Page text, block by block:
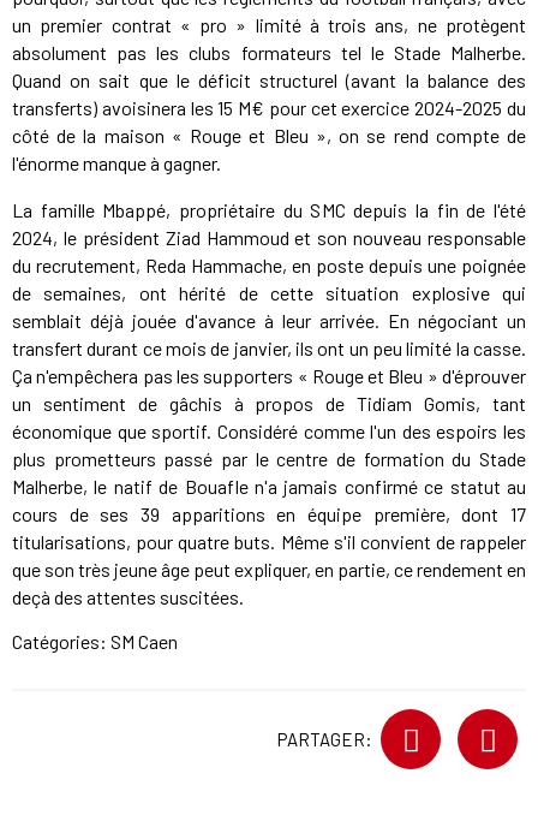
un premier contrat « pro » limité à trois ans, ne protègent
absolument pas les clubs formateurs tel le Stade Malherbe.
Quand on sait que le déficit structurel (avant la balance des
transferts) avoisinera les 15 M€ pour cet exercice 2024-2025 du
côté de la maison « Rouge et Bleu », on se rend compte de
l'énorme manque à gagner.
La famille Mbappé, propriétaire du SMC depuis la fin de l'été
2024, le président Ziad Hammoud et son nouveau responsable
du recrutement, Reda Hammache, en poste depuis une poignée
de semaines, ont hérité de cette situation explosive qui
semblait déjà jouée d'avance à leur arrivée. En négociant un
transfert durant ce mois de janvier, ils ont un peu limité la casse.
Ça n'empêchera pas les supporters « Rouge et Bleu » d'éprouver
un sentiment de gâchis à propos de Tidiam Gomis, tant
économique que sportif. Considéré comme l'un des espoirs les
plus prometteurs passé par le centre de formation du Stade
Malherbe, le natif de Bouafle n'a jamais confirmé ce statut au
cours de ses 39 apparitions en équipe première, dont 17
titularisations, pour quatre buts. Même s'il convient de rappeler
que son très jeune âge peut expliquer, en partie, ce rendement en
deçà des attentes suscitées.
Catégories: SM Caen
PARTAGER: